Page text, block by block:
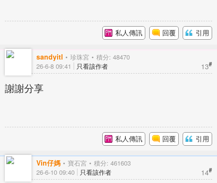
私人傳訊 回覆 引用
sandyitl 珍珠宮 積分: 48470
13#
26-6-8 09:41 只看該作者
謝謝分享
私人傳訊 回覆 引用
Vin仔媽 寶石宮 積分: 461603
14#
26-6-10 09:40 只看該作者